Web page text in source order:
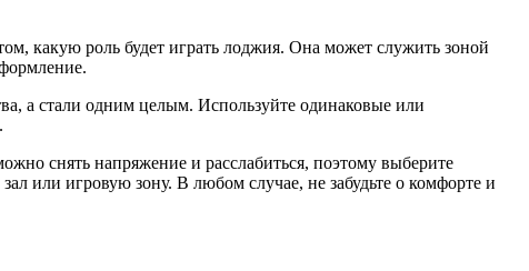
какую роль будет играть лоджия. Она может служить зоной
а стали одним целым. Используйте одинаковые или
снять напряжение и расслабиться, поэтому выберите
или игровую зону. В любом случае, не забудьте о комфорте и